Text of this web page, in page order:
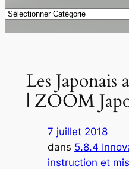
Catégories
Les Japonais
| ZOOM
7 juillet 2018
dans 5.8.4
instruction et